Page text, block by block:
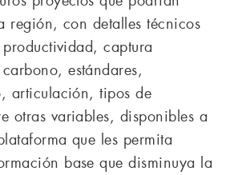
región, con detalles técnicos
captura
estándares,
articulación, tipos de
otras variables, disponibles a
que les permita
base que disminuya la